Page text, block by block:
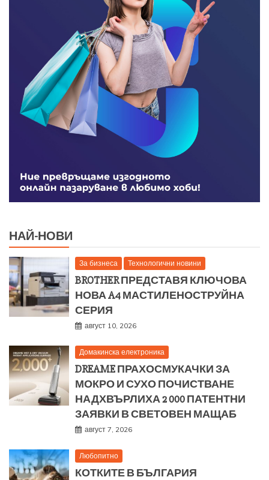
НАЙ-НОВИ
За бизнеса Технологични новини
BROTHER ПРЕДСТАВЯ КЛЮЧОВА
НОВА A4 МАСТИЛЕНОСТРУЙНА
СЕРИЯ
август 10, 2026
Домакинска електроника
DREAME ПРАХОСМУКАЧКИ ЗА
МОКРО И СУХО ПОЧИСТВАНЕ
НАДХВЪРЛИХА 2 000 ПАТЕНТНИ
ЗАЯВКИ В СВЕТОВЕН МАЩАБ
август 7, 2026
Любопитно
КОТКИТЕ В БЪЛГАРИЯ